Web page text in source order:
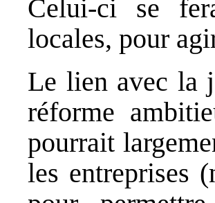
Celui-ci se
locales, pour
Le lien avec la
réforme
pourrait
les entreprises